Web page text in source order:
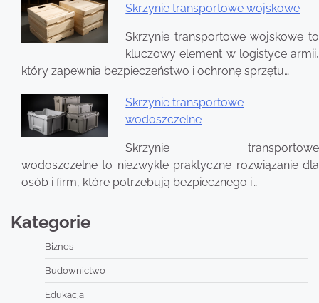
Skrzynie transportowe wojskowe
Skrzynie transportowe wojskowe to
kluczowy element w logistyce armii,
który zapewnia bezpieczeństwo i ochronę sprzętu…
Skrzynie transportowe
wodoszczelne
Skrzynie transportowe
wodoszczelne to niezwykle praktyczne rozwiązanie dla
osób i firm, które potrzebują bezpiecznego i…
Kategorie
Biznes
Budownictwo
Edukacja